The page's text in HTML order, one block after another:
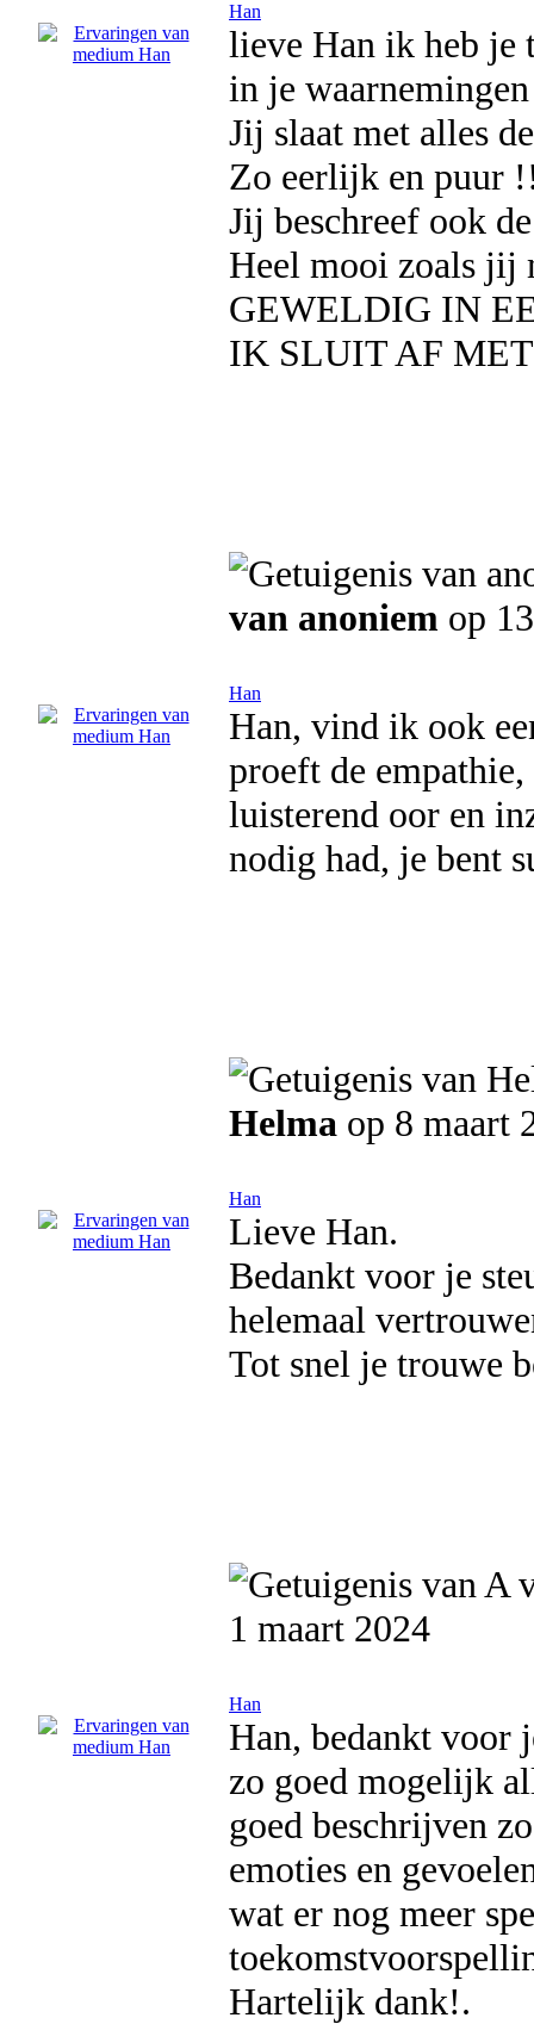
Han
lieve Han ik heb je
in je
Jij slaat met alles
Zo eerlijk en puur
Jij beschreef ook
Heel mooi zoals jij
GEWELDIG IN
IK SLUIT AF
van anoniem op
Han
Han, vind ik ook
proeft de
luisterend oor en
nodig had, je bent
Helma op 8 maart
Han
Lieve Han.
Bedankt voor je
helemaal
Tot snel je trouwe
1 maart 2024
Han
Han, bedankt voor
zo goed mogelijk
goed beschrijven
emoties en
wat er nog meer
Hartelijk dank!.